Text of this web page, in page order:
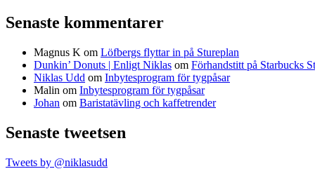
Senaste kommentarer
Magnus K om Löfbergs flyttar in på Stureplan
Dunkin’ Donuts | Enligt Niklas om Förhandstitt på Starbucks
Niklas Udd om Inbytesprogram för tygpåsar
Malin om Inbytesprogram för tygpåsar
Johan om Baristatävling och kaffetrender
Senaste tweetsen
Tweets by @niklasudd